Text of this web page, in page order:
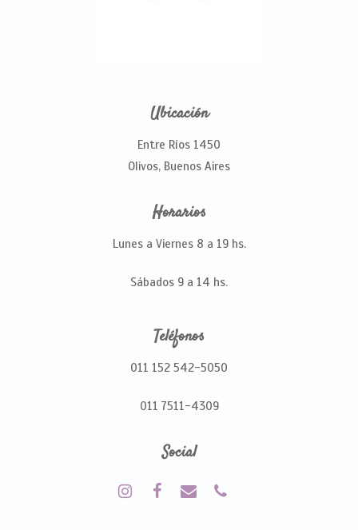
Ubicación
Entre Ríos 1450
Olivos, Buenos Aires
Horarios
Lunes a Viernes 8 a 19 hs.
Sábados 9 a 14 hs.
Teléfonos
011 152 542-5050
011 7511-4309
Social